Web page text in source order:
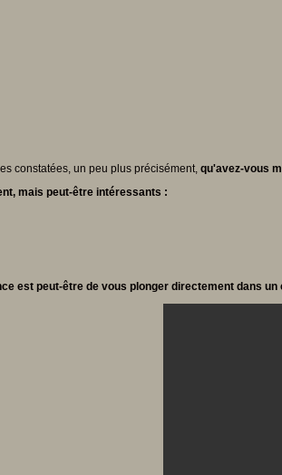
constatées, un peu plus précisément, qu'avez-vous
mais peut-être intéressants :
est peut-être de vous plonger directement dans